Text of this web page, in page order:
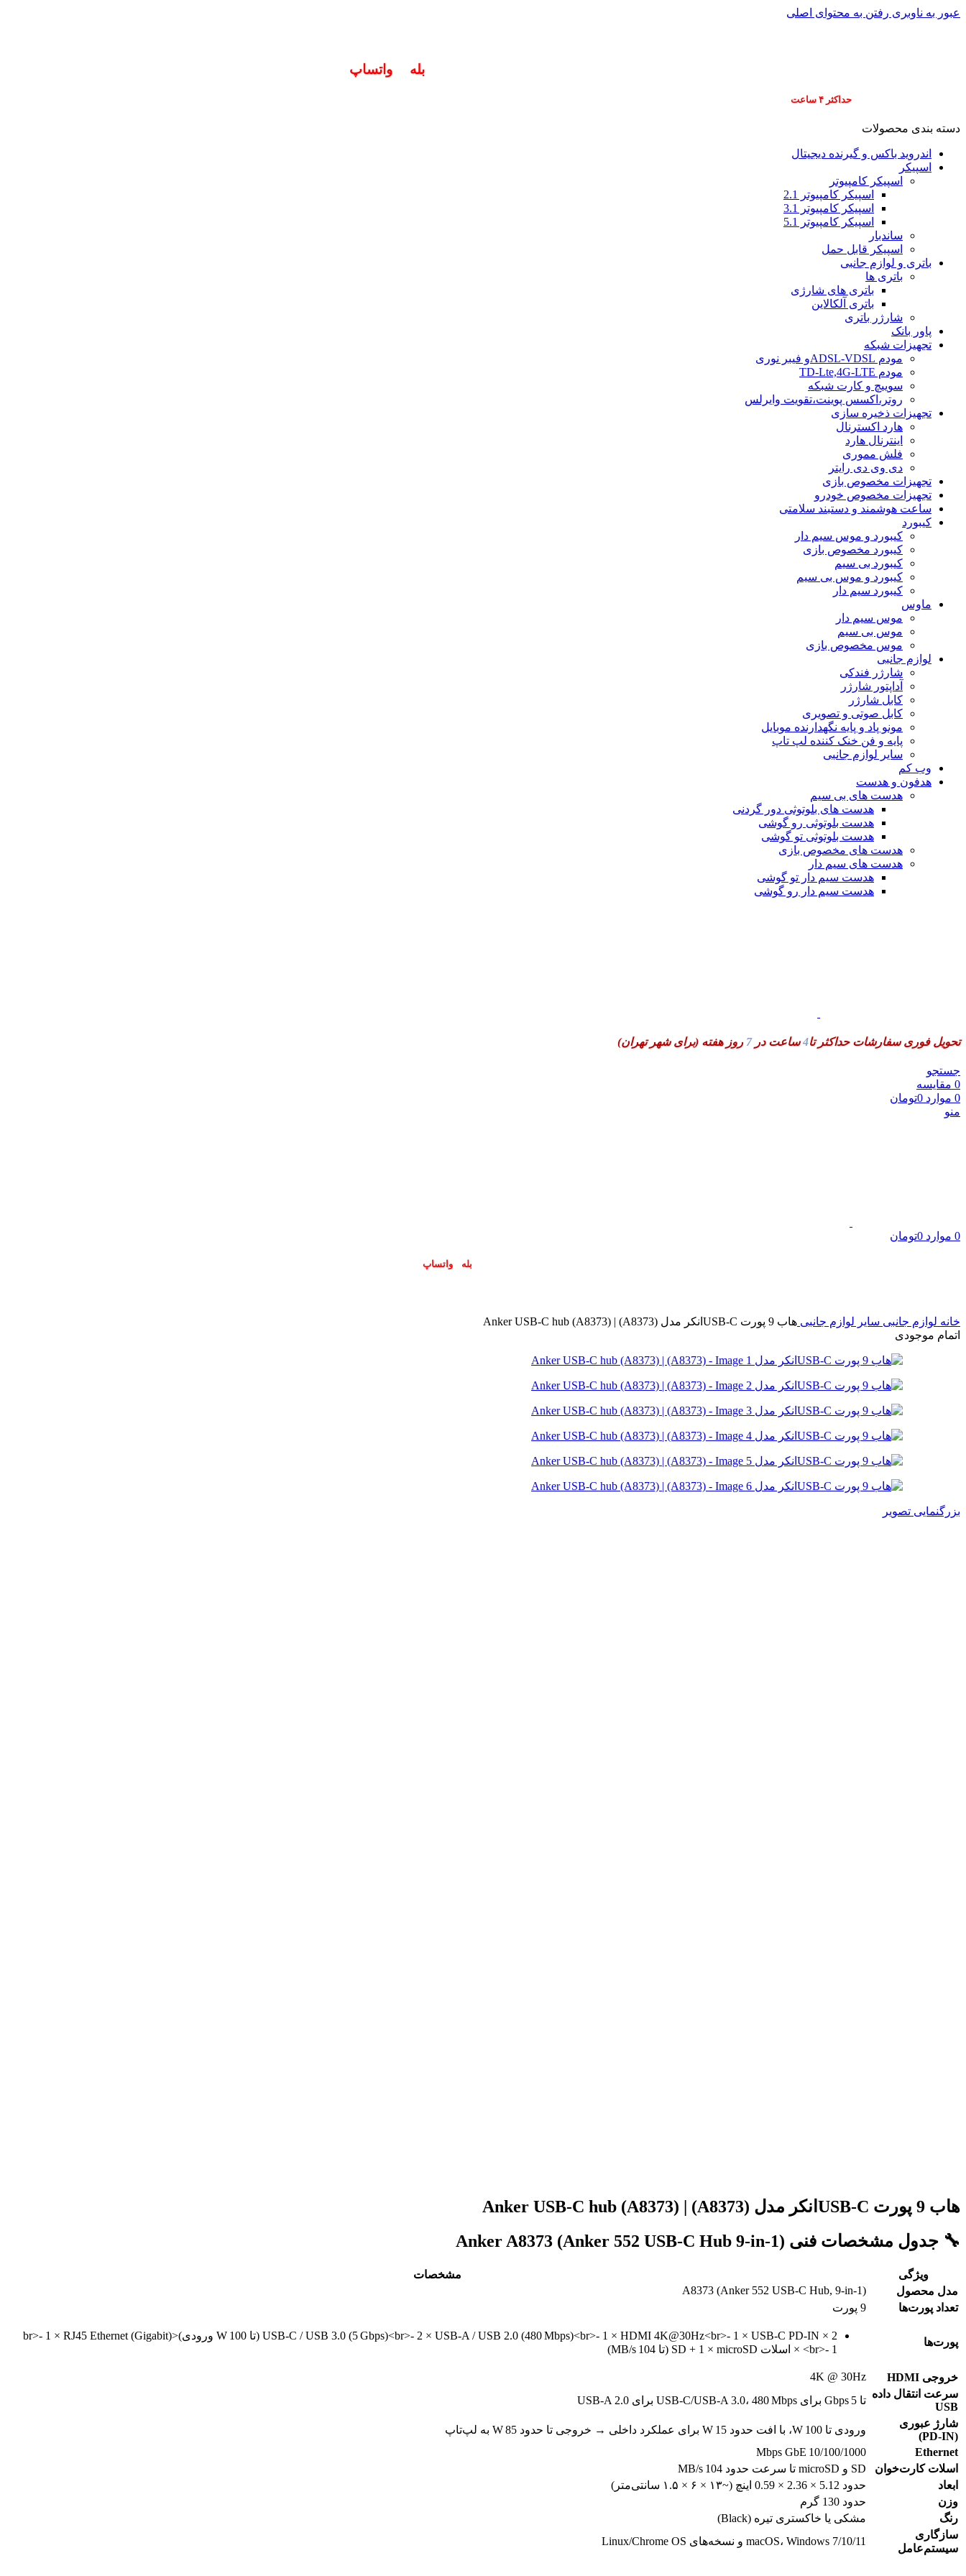
عبور به ناوبری رفتن به محتوای اصلی
بله واتساپ
حداکثر ۴ ساعت
دسته بندی محصولات
اندروید باکس و گیرنده دیجیتال
اسپیکر
اسپیکر کامپیوتر
اسپیکر کامپیوتر 2.1
اسپیکر کامپیوتر 3.1
اسپیکر کامپیوتر 5.1
ساندبار
اسپیکر قابل حمل
باتری و لوازم جانبی
باتری ها
باتری های شارژی
باتری آلکالاین
شارژر باتری
پاور بانک
تجهیزات شبکه
مودم ADSL-VDSLو فیبر نوری
مودم TD-Lte,4G-LTE
سوییچ و کارت شبکه
روتر،اکسس پوینت،تقویت وایرلس
تجهیزات ذخیره سازی
هارد اکسترنال
اینترنال هارد
فلش مموری
دی وی دی رایتر
تجهیزات مخصوص بازی
تجهیزات مخصوص خودرو
ساعت هوشمند و دستبند سلامتی
کیبورد
کیبورد و موس سیم دار
کیبورد مخصوص بازی
کیبورد بی سیم
کیبورد و موس بی سیم
کیبورد سیم دار
ماوس
موس سیم دار
موس بی سیم
موس مخصوص بازی
لوازم جانبی
شارژر فندکی
آداپتور شارژر
کابل شارژر
کابل صوتی و تصویری
مونو پاد و پایه نگهدارنده موبایل
پایه و فن خنک کننده لپ تاپ
سایر لوازم جانبی
وب کم
هدفون و هدست
هدست های بی سیم
هدست های بلوتوثی دور گردنی
هدست بلوتوثی رو گوشی
هدست بلوتوثی تو گوشی
هدست های مخصوص بازی
هدست های سیم دار
هدست سیم دار تو گوشی
هدست سیم دار رو گوشی
تحویل فوری سفارشات حداکثر تا4ساعت در7 روز هفته (برای شهر تهران)
جستجو
0 مقایسه
0 موارد 0تومان
منو
0 موارد 0تومان
بله واتساپ
خانه لوازم جانبی سایر لوازم جانبی هاب 9 پورت USB-Cانکر مدل Anker USB-C hub (A8373) | (A8373)
اتمام موجودی
بزرگنمایی تصویر
هاب 9 پورت USB-Cانکر مدل Anker USB-C hub (A8373) | (A8373)
🔧 جدول مشخصات فنی Anker A8373 (Anker 552 USB‑C Hub 9‑in‑1)
ویژگی
مشخصات
مدل محصول
A8373 (Anker 552 USB‑C Hub, 9‑in‑1)
تعداد پورت‌ها
9 پورت
پورت‌ها
2 × USB‑C / USB 3.0 (5 Gbps)<br>- 2 × USB‑A / USB 2.0 (480 Mbps)<br>- 1 × HDMI 4K@30Hz<br>- 1 × USB‑C PD‑IN (تا 100 W ورودی)<br>- 1 × RJ45 Ethernet (Gigabit)
<br>- 1 × اسلات SD + 1 × microSD (تا 104 MB/s)
خروجی HDMI
4K @ 30Hz
سرعت انتقال داده
USB
تا 5 Gbps برای USB‑C/USB‑A 3.0، 480 Mbps برای USB‑A 2.0
شارژ عبوری
(PD‑IN)
ورودی تا 100 W، با افت حدود 15 W برای عملکرد داخلی → خروجی تا حدود 85 W به لپ‌تاپ
Ethernet
10/100/1000 Mbps GbE
اسلات کارت‌خوان
SD و microSD تا سرعت حدود 104 MB/s
ابعاد
حدود 5.12 × 2.36 × 0.59 اینچ (~۱۳ × ۶ × ۱.۵ سانتی‌متر)
وزن
حدود 130 گرم
رنگ
مشکی یا خاکستری تیره (Black)
سازگاری
سیستم‌عامل
macOS، Windows 7/10/11 و نسخه‌های Linux/Chrome OS